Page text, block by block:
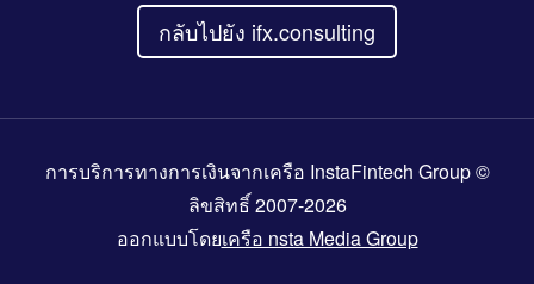
กลับไปยัง ifx.consulting
การบริการทางการเงินจากเครือ InstaFintech Group ©
ลิขสิทธิ์ 2007-2026
ออกแบบโดยเครือ nsta Media Group